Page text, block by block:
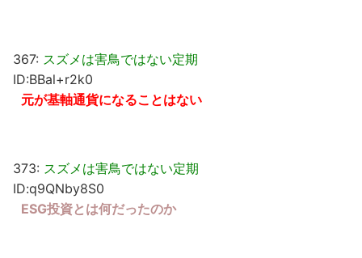
367: スズメは害鳥ではない定期
ID:BBal+r2k0
元が基軸通貨になることはない
373: スズメは害鳥ではない定期
ID:q9QNby8S0
ESG投資とは何だったのか